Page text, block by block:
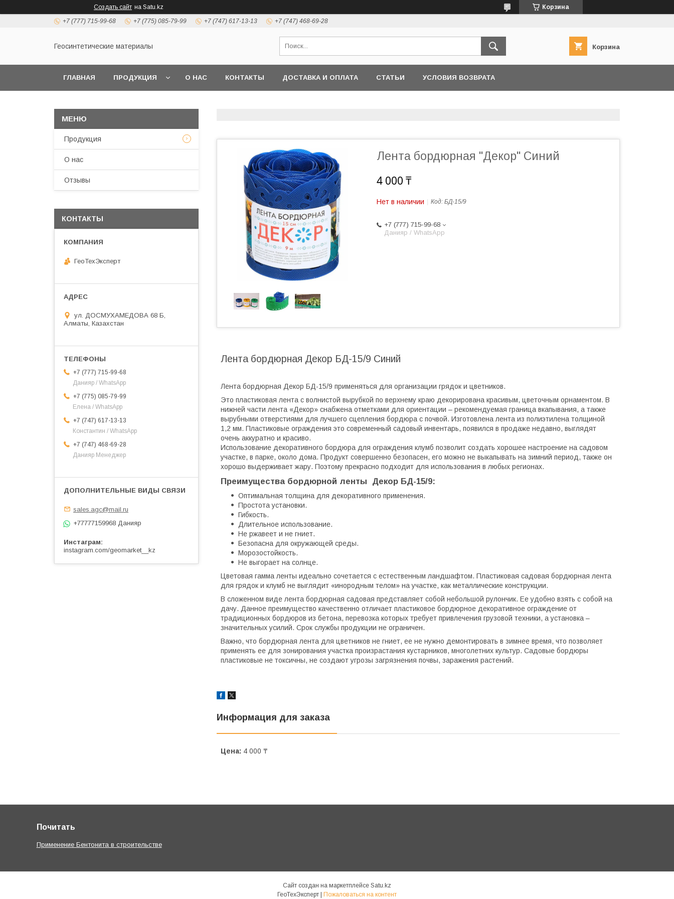
Создать сайт на Satu.kz Корзина
+7 (777) 715-99-68 +7 (775) 085-79-99 +7 (747) 617-13-13 +7 (747) 468-69-28
Геосинтетические материалы Корзина
ГЛАВНАЯ ПРОДУКЦИЯ О НАС КОНТАКТЫ ДОСТАВКА И ОПЛАТА СТАТЬИ УСЛОВИЯ ВОЗВРАТА
Лента бордюрная "Декор" Синий
4 000 ₸
Нет в наличии Код: БД-15/9
+7 (777) 715-99-68
Данияр / WhatsApp
Лента бордюрная Декор БД-15/9 Синий
Лента бордюрная Декор БД-15/9 применяться для организации грядок и цветников.
Это пластиковая лента с волнистой вырубкой по верхнему краю декорирована красивым, цветочным орнаментом. В
нижней части лента «Декор» снабжена отметками для ориентации – рекомендуемая граница вкапывания, а также
вырубными отверстиями для лучшего сцепления бордюра с почвой. Изготовлена лента из полиэтилена толщиной
1,2 мм. Пластиковые ограждения это современный садовый инвентарь, появился в продаже недавно, выглядят
очень аккуратно и красиво.
Использование декоративного бордюра для ограждения клумб позволит создать хорошее настроение на садовом
участке, в парке, около дома. Продукт совершенно безопасен, его можно не выкапывать на зимний период, также он
хорошо выдерживает жару. Поэтому прекрасно подходит для использования в любых регионах.
Преимущества бордюрной ленты Декор БД-15/9:
Оптимальная толщина для декоративного применения.
Простота установки.
Гибкость.
Длительное использование.
Не ржавеет и не гниет.
Безопасна для окружающей среды.
Морозостойкость.
Не выгорает на солнце.
Цветовая гамма ленты идеально сочетается с естественным ландшафтом. Пластиковая садовая бордюрная лента
для грядок и клумб не выглядит «инородным телом» на участке, как металлические конструкции.
В сложенном виде лента бордюрная садовая представляет собой небольшой рулончик. Ее удобно взять с собой на
дачу. Данное преимущество качественно отличает пластиковое бордюрное декоративное ограждение от
традиционных бордюров из бетона, перевозка которых требует привлечения грузовой техники, а установка –
значительных усилий. Срок службы продукции не ограничен.
Важно, что бордюрная лента для цветников не гниет, ее не нужно демонтировать в зимнее время, что позволяет
применять ее для зонирования участка произрастания кустарников, многолетних культур. Садовые бордюры
пластиковые не токсичны, не создают угрозы загрязнения почвы, заражения растений.
Информация для заказа
Цена: 4 000 ₸
Продукция
О нас
Отзывы
КОНТАКТЫ
ГеоТехЭксперт
ул. ДОСМУХАМЕДОВА 68 Б,
Алматы, Казахстан
+7 (777) 715-99-68
Данияр / WhatsApp
+7 (775) 085-79-99
Елена / WhatsApp
+7 (747) 617-13-13
Константин / WhatsApp
+7 (747) 468-69-28
Данияр Менеджер
sales.agc@mail.ru
+77777159968 Данияр
Инстаграм
instagram.com/geomarket__kz
Почитать
Применение Бентонита в строительстве
Сайт создан на маркетплейсе Satu.kz
ГеоТехЭксперт | Пожаловаться на контент